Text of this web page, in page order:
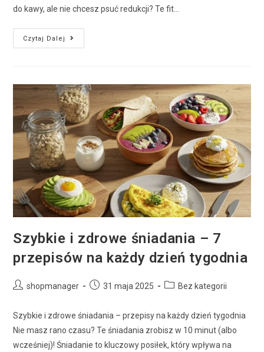
do kawy, ale nie chcesz psuć redukcji? Te fit…
Czytaj Dalej
Szybkie i zdrowe śniadania – 7
przepisów na każdy dzień tygodnia
shopmanager 31 maja 2025 Bez kategorii
Szybkie i zdrowe śniadania – przepisy na każdy dzień tygodnia
Nie masz rano czasu? Te śniadania zrobisz w 10 minut (albo
wcześniej)! Śniadanie to kluczowy posiłek, który wpływa na